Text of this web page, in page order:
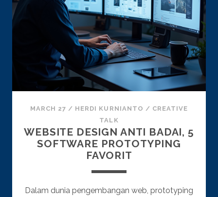
MARCH 27 / HERDI KURNIANTO / CREATIVE
TALK
WEBSITE DESIGN ANTI BADAI, 5
SOFTWARE PROTOTYPING
FAVORIT
Dalam dunia pengembangan web, prototyping